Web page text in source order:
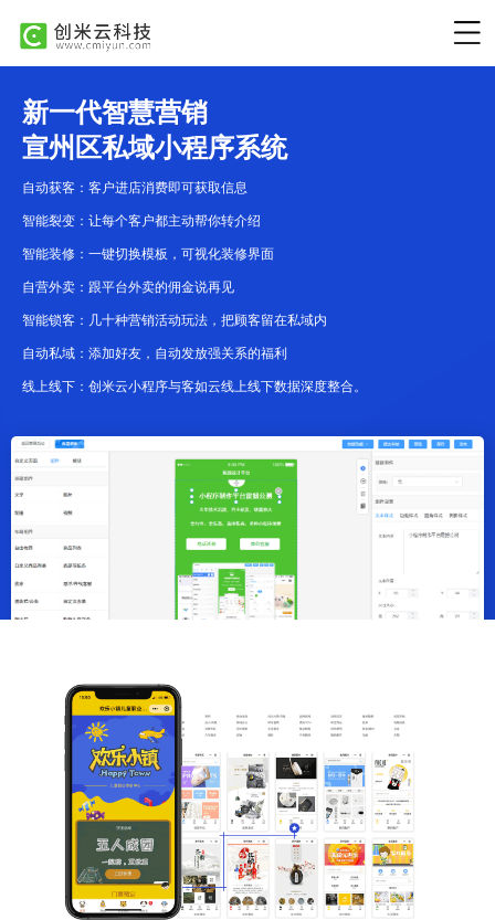
新一代智慧营销
宣州区私域小程序系统
自动获客：客户进店消费即可获取信息
智能裂变：让每个客户都主动帮你转介绍
智能装修：一键切换模板，可视化装修界面
自营外卖：跟平台外卖的佣金说再见
智能锁客：几十种营销活动玩法，把顾客留在私域内
自动私域：添加好友，自动发放强关系的福利
线上线下：创米云小程序与客如云线上线下数据深度整合。